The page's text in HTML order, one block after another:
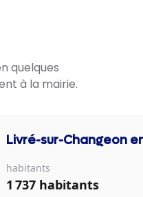
quelques
à la mairie.
Livré-sur-Changeon
habitants
1 737 habitants